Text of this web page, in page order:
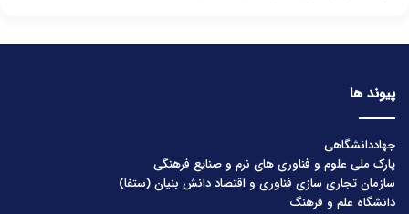
پیوند ها
جهاددانشگاهی
پارک ملی علوم و فناوری های نرم و صنایع فرهنگی
سازمان تجاری سازی فناوری و اقتصاد دانش بنیان (ستفا)
دانشگاه علم و فرهنگ